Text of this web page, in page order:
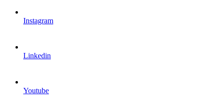
Instagram
Linkedin
Youtube